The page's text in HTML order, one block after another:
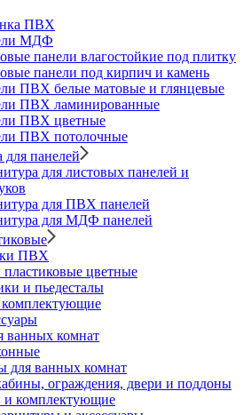
ПВХ
МДФ
панели влагостойкие под плитку
панели под кирпич и камень
ПВХ белые матовые и глянцевые
ПВХ ламинированные
ПВХ цветные
ПВХ потолочные
панелей
для листовых панелей и
для ПВХ панелей
для МДФ панелей
ПВХ
цветные
и пьедесталы
ванных комнат
для ванных комнат
ограждения, двери и поддоны
и комплектующие